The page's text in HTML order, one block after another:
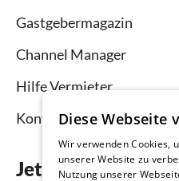
Gastgebermagazin
Channel Manager
Hilfe Vermieter
Kontakt
Jetzt die App
Diese Webseite
Wir verwenden Cookies,
unserer Website zu
Nutzung unserer